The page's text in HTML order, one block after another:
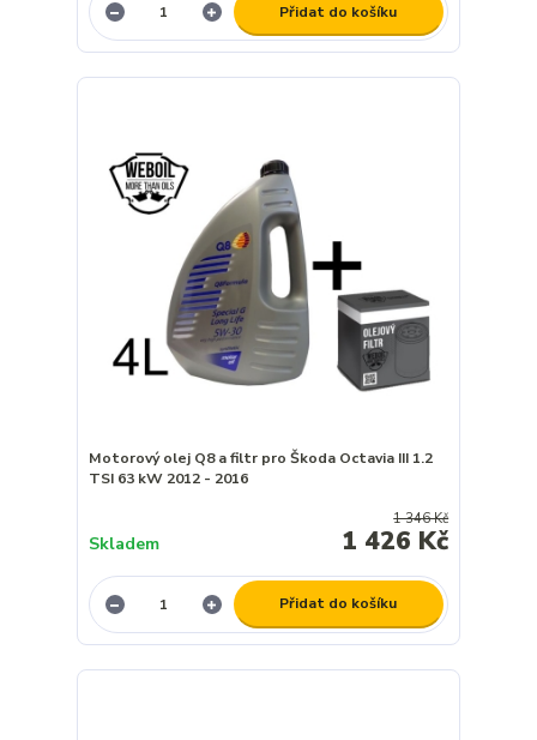
Přidat do košíku
Motorový olej Q8 a filtr pro Škoda Octavia III 1.2
TSI 63 kW 2012 - 2016
1 346 Kč
1 426 Kč
Skladem
Přidat do košíku